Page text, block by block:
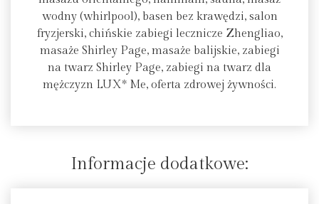
wodny (whirlpool), basen bez krawędzi, salon
fryzjerski, chińskie zabiegi lecznicze Zhengliao,
masaże Shirley Page, masaże balijskie, zabiegi
na twarz Shirley Page, zabiegi na twarz dla
mężczyzn LUX* Me, oferta zdrowej żywności.
Informacje dodatkowe: